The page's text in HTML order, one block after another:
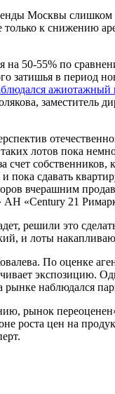
Москвы
к снижению
на 50-55% по
затишья в период
заместитель
лотов пока
собственников,
сдавать
вчерашним
АН «Century 21
решили это
и лоты
По оценке
экспозицию.
рынке наблюдался
рынок
роста цен на